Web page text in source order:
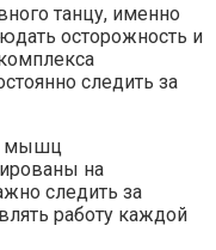
танцу, именно
осторожность и
следить за
мышц
на
следить за
работу каждой